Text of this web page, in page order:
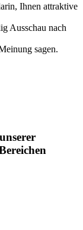
Ihnen attraktive
Ausschau nach
sagen.